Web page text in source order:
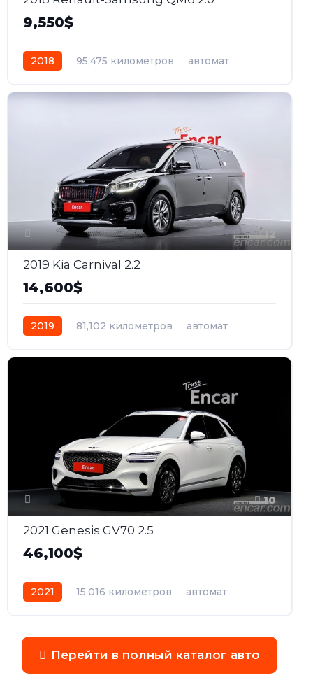
9,550$
2018 95,475 километров
автомат
12
2019 Kia Carnival 2.2
14,600$
2019 81,102 километров
автомат
10
2021 Genesis GV70 2.5
46,100$
2021 15,016 километров
автомат
Перейти в полный каталог авто